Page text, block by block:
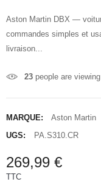
Aston Martin DBX —
commandes simples et
livraison...
23 people are
MARQUE:
Aston Martin
UGS:
PA.S310.CR
269,99 €
TTC